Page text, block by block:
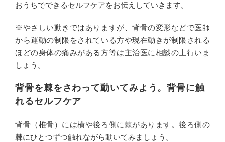
おうちでできるセルフケアをお伝えしていきます。
※やさしい動きではありますが、背骨の変形などで医師
から運動の制限をされている方や現在動きが制限される
ほどの身体の痛みがある方等は主治医に相談の上行いま
しょう。
背骨を棘をさわって動いてみよう。背骨に触
れるセルフケア
背骨（椎骨）には横や後ろ側に棘があります。後ろ側の
棘にひとつずつ触れながら動いてみましょう。